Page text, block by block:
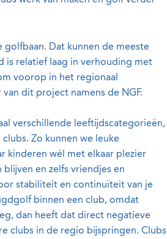
Dat kunnen de meeste
is relatief laag in verhouding met
voorop in het regionaal
dit project namens de NGF.
verschillende leeftijdscategorieën,
Zo kunnen we leuke
kinderen wél met elkaar plezier
en zelfs vriendjes en
stabiliteit en continuïteit van je
binnen een club, omdat
dan heeft dat direct negatieve
clubs in de regio bijspringen. Clubs